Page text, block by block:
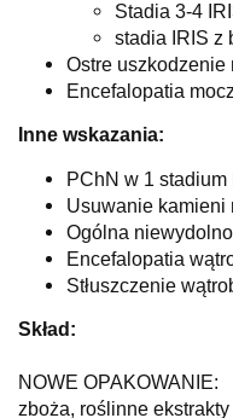
Stadia 3-4
stadia IRIS z
Ostre uszkodzenie
Encefalopatia
Inne wskazania:
PChN w 1 stadium
Usuwanie kamieni
Ogólna
Encefalopatia
Stłuszczenie
Skład:
NOWE OPAKOWANIE:
zboża, roślinne ekstrakty